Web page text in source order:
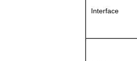
Interface